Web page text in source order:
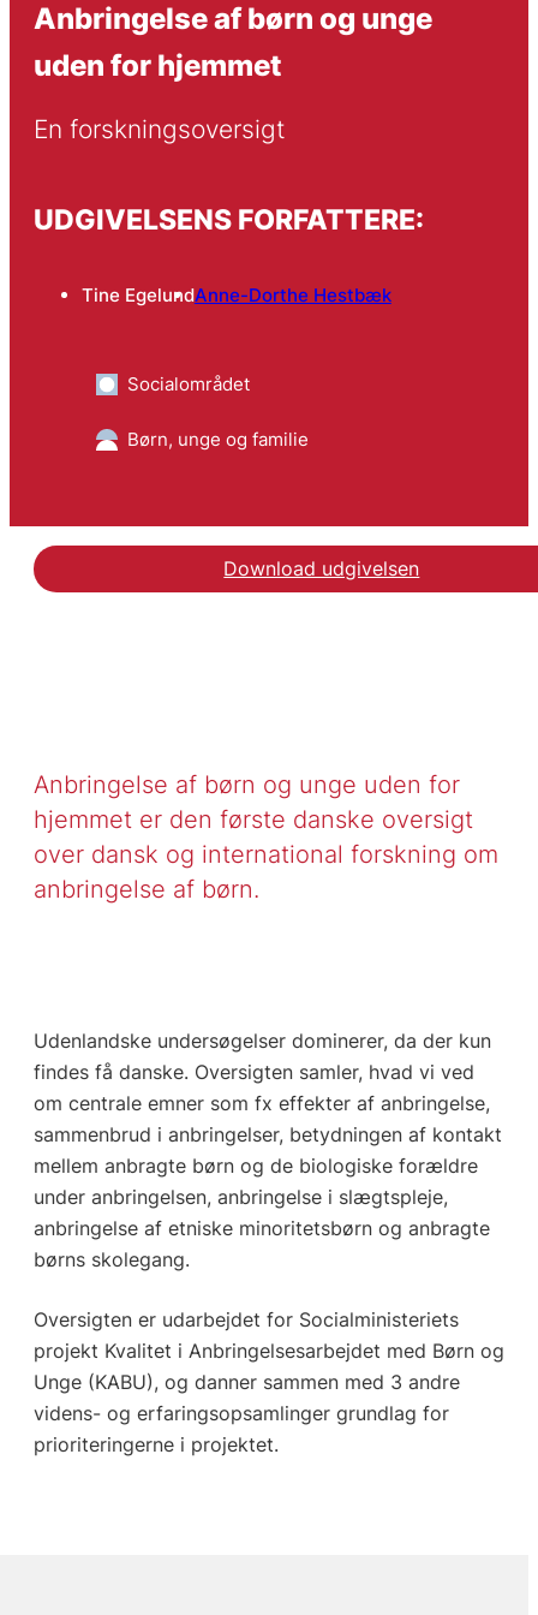
Anbringelse af børn og unge
uden for hjemmet
En forskningsoversigt
UDGIVELSENS FORFATTERE:
Tine EgelundAnne-Dorthe Hestbæk
Socialområdet
Børn, unge og familie
Download udgivelsen
Anbringelse af børn og unge uden for
hjemmet er den første danske oversigt
over dansk og international forskning om
anbringelse af børn.
Udenlandske undersøgelser dominerer, da der kun
findes få danske. Oversigten samler, hvad vi ved
om centrale emner som fx effekter af anbringelse,
sammenbrud i anbringelser, betydningen af kontakt
mellem anbragte børn og de biologiske forældre
under anbringelsen, anbringelse i slægtspleje,
anbringelse af etniske minoritetsbørn og anbragte
børns skolegang.
Oversigten er udarbejdet for Socialministeriets
projekt Kvalitet i Anbringelsesarbejdet med Børn og
Unge (KABU), og danner sammen med 3 andre
videns- og erfaringsopsamlinger grundlag for
prioriteringerne i projektet.